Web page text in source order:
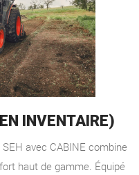
INVENTAIRE)
avec CABINE combine
haut de gamme. Équipé